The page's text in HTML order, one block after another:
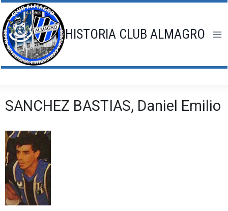
Saltar
al
contenido
HISTORIA CLUB ALMAGRO
SANCHEZ BASTIAS, Daniel Emilio